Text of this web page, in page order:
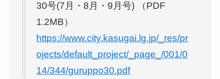
30号(7月・8月・9月号) （PDF
1.2MB）
https://www.city.kasugai.lg.jp/_res/pr
ojects/default_project/_page_/001/0
14/344/guruppo30.pdf